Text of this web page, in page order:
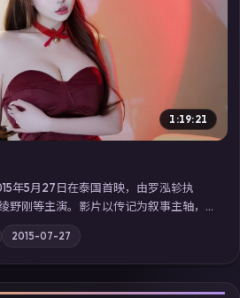
▶
1:19:21
年5月27日在泰国首映，由罗泓轸执
野刚等主演。影片以传记为叙事主轴，
现自己从未活过“真实”的一天；摄影与
亦可通过「国产免费观看高清电视剧在
分佳作，畅享高清在线追剧体验。
2015-07-27